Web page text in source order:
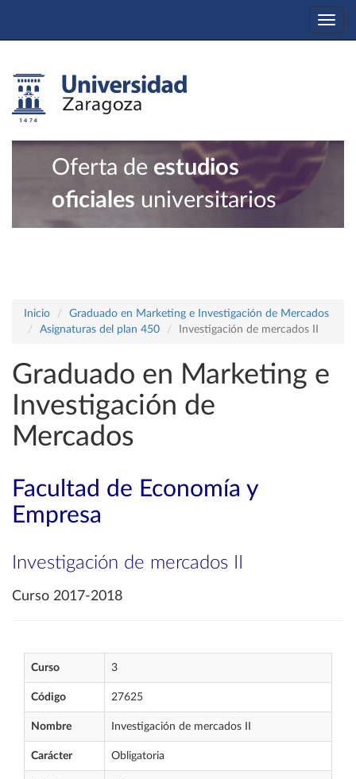
Oferta de estudios
oficiales universitarios
Inicio
Graduado en Marketing e Investigación de Mercados
Asignaturas del plan 450
Investigación de mercados II
Graduado en Marketing e
Investigación de
Mercados
Facultad de Economía y
Empresa
Investigación de mercados II
Curso 2017-2018
Curso 3
Código 27625
Nombre Investigación de mercados II
Carácter Obligatoria